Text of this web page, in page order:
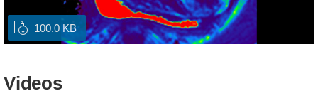
100.0 KB
Videos